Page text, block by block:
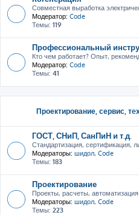
Совместная выработка
Модератор: Code
Темы: 119
Профессиональный
Кто чем работает? Опыт,
Модератор: Code
Темы: 41
Проектирование, сервис,
ГОСТ, СНиП, СанПиН и т.д.
Стандартизация, сертификация,
Модераторы: шидол, Code
Темы: 183
Проектирование
Проекты, расчеты,
Модераторы: шидол, Code
Темы: 223